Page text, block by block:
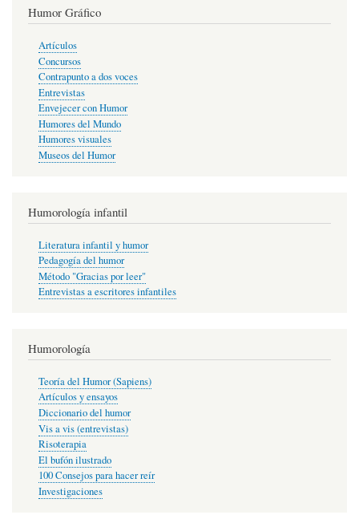
Humor Gráfico
Artículos
Concursos
Contrapunto a dos voces
Entrevistas
Envejecer con Humor
Humores del Mundo
Humores visuales
Museos del Humor
Humorología infantil
Literatura infantil y humor
Pedagogía del humor
Método "Gracias por leer"
Entrevistas a escritores infantiles
Humorología
Teoría del Humor (Sapiens)
Artículos y ensayos
Diccionario del humor
Vis a vis (entrevistas)
Risoterapia
El bufón ilustrado
100 Consejos para hacer reír
Investigaciones